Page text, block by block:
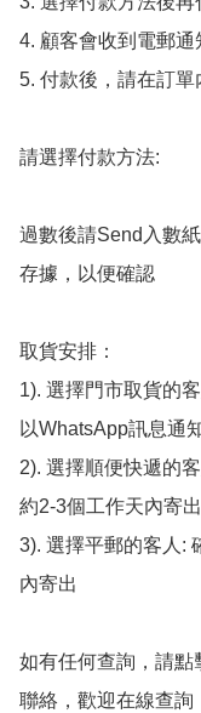
4. 顧客會收到電郵
5. 付款後，請在訂
請選擇付款方法:
過數後請Send入數
存據，以便確認
取貨安排：
1). 選擇門市取貨的
以WhatsApp訊息通
2). 選擇順便快遞的
約2-3個工作天內寄出
3). 選擇平郵的客人:
內寄出
如有任何查詢，請點
聯絡，歡迎在線查詢